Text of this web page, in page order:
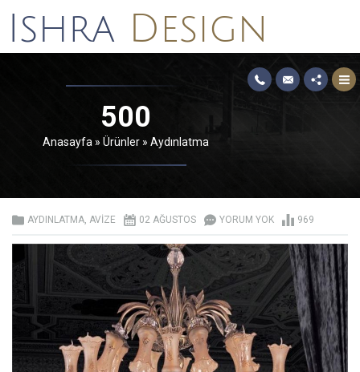
500
Anasayfa » Ürünler » Aydınlatma
AYDINLATMA, AVIZE 02 AĞUSTOS YORUM YOK 969